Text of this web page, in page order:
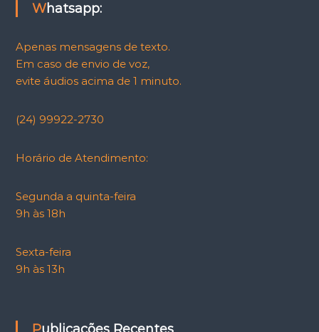
Whatsapp:
Apenas mensagens de texto.
Em caso de envio de voz,
evite áudios acima de 1 minuto.
(24) 99922-2730
Horário de Atendimento:
Segunda a quinta-feira
9h às 18h
Sexta-feira
9h às 13h